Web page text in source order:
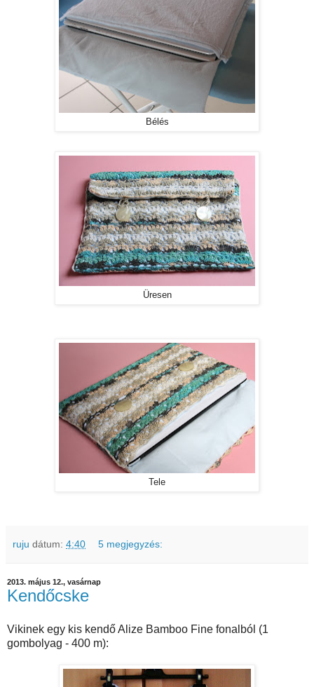
Bélés
Üresen
Tele
ruju dátum: 4:40 5 megjegyzés:
2013. május 12., vasárnap
Kendőcske
Vikinek egy kis kendő Alize Bamboo Fine fonalból (1
gombolyag - 400 m):